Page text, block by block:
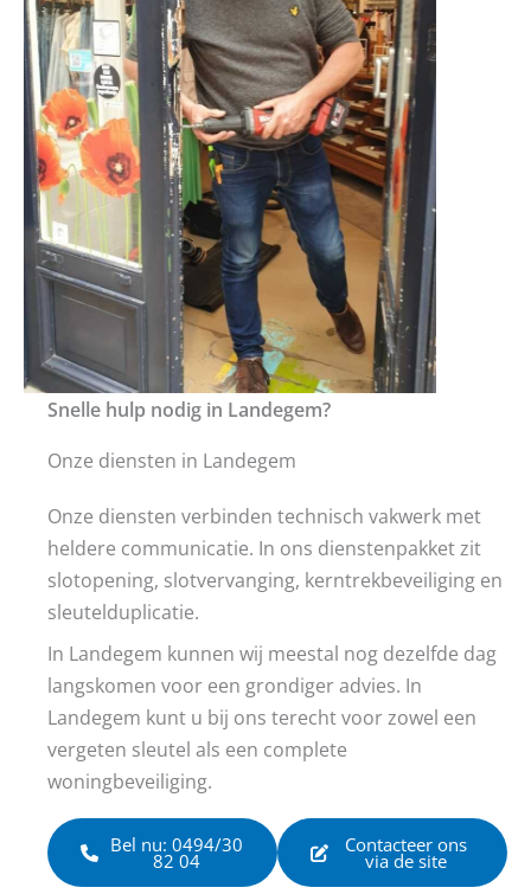
Snelle hulp nodig in Landegem?
Onze diensten in Landegem
Onze diensten verbinden technisch vakwerk met
heldere communicatie. In ons dienstenpakket zit
slotopening, slotvervanging, kerntrekbeveiliging en
sleutelduplicatie.
In Landegem kunnen wij meestal nog dezelfde dag
langskomen voor een grondiger advies. In
Landegem kunt u bij ons terecht voor zowel een
vergeten sleutel als een complete
woningbeveiliging.
Bel nu: 0494/30
82 04
Contacteer ons
via de site